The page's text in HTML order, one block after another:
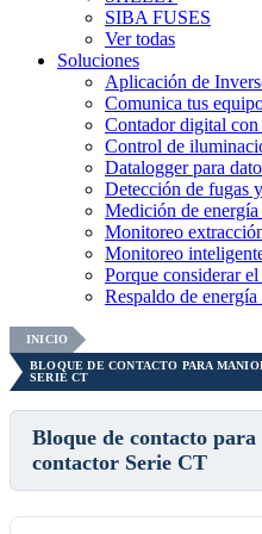
SIBA FUSES
Ver todas
Soluciones
Aplicación de
Comunica tus
Contador digital con
Control de
Datalogger para
Detección de fugas
Medición de energía
Monitoreo
Monitoreo
Porque considerar
Respaldo de
INICIO
BLOQUE DE CONTACTO PARA
SERIE CT
Bloque de contacto
contactor Serie CT